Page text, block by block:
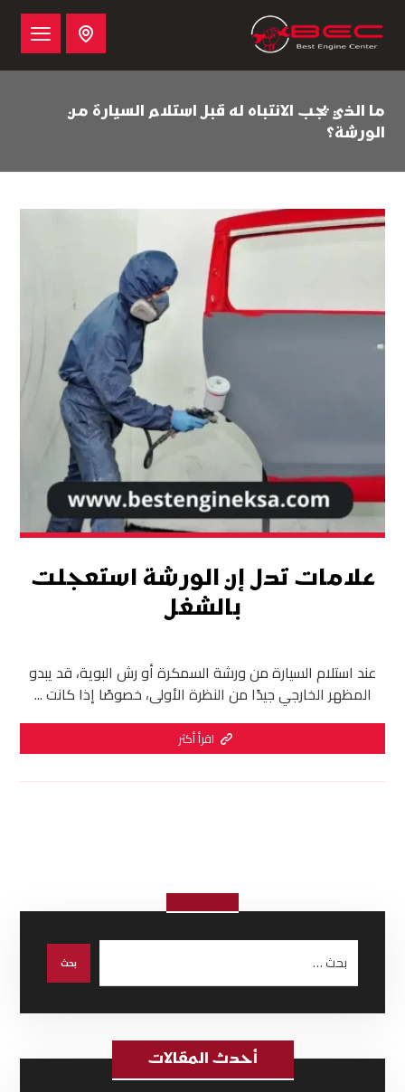
ما الذي يجب الانتباه له قبل استلام السيارة من
الورشة؟
علامات تدل إن الورشة استعجلت
بالشغل
عند استلام السيارة من ورشة السمكرة أو رش البوية، قد يبدو
المظهر الخارجي جيدًا من النظرة الأولى، خصوصًا إذا كانت ...
اقرأ أكثر
أحدث المقالات